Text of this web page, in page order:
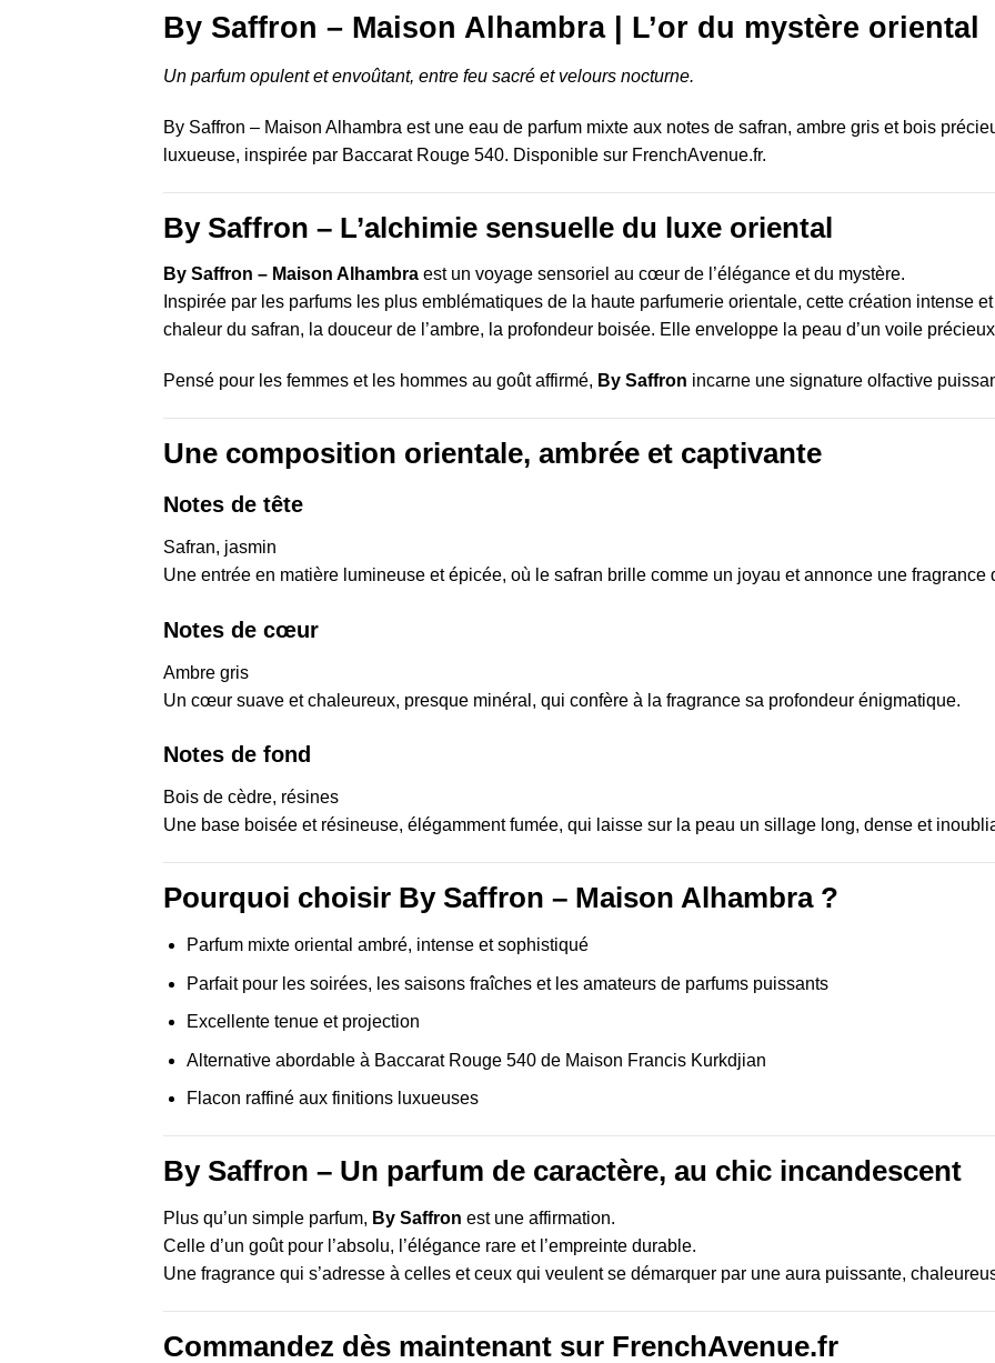
By Saffron – Maison Alhambra | L’or du mystère oriental
Un parfum opulent et envoûtant, entre feu sacré et velours nocturne.
By Saffron – Maison Alhambra est une eau de parfum mixte aux notes de safran, ambre gris et bois
luxueuse, inspirée par Baccarat Rouge 540. Disponible sur FrenchAvenue.fr.
By Saffron – L’alchimie sensuelle du luxe oriental
By Saffron – Maison Alhambra est un voyage sensoriel au cœur de l’élégance et du mystère.
Inspirée par les parfums les plus emblématiques de la haute parfumerie orientale, cette création intense
chaleur du safran, la douceur de l’ambre, la profondeur boisée. Elle enveloppe la peau d’un voile
Pensé pour les femmes et les hommes au goût affirmé, By Saffron incarne une signature olfactive
Une composition orientale, ambrée et captivante
Notes de tête
Safran, jasmin
Une entrée en matière lumineuse et épicée, où le safran brille comme un joyau et annonce une fragrance
Notes de cœur
Ambre gris
Un cœur suave et chaleureux, presque minéral, qui confère à la fragrance sa profondeur énigmatique.
Notes de fond
Bois de cèdre, résines
Une base boisée et résineuse, élégamment fumée, qui laisse sur la peau un sillage long, dense et
Pourquoi choisir By Saffron – Maison Alhambra ?
Parfum mixte oriental ambré, intense et sophistiqué
Parfait pour les soirées, les saisons fraîches et les amateurs de parfums puissants
Excellente tenue et projection
Alternative abordable à Baccarat Rouge 540 de Maison Francis Kurkdjian
Flacon raffiné aux finitions luxueuses
By Saffron – Un parfum de caractère, au chic incandescent
Plus qu’un simple parfum, By Saffron est une affirmation.
Celle d’un goût pour l’absolu, l’élégance rare et l’empreinte durable.
Une fragrance qui s’adresse à celles et ceux qui veulent se démarquer par une aura puissante,
Commandez dès maintenant sur FrenchAvenue.fr